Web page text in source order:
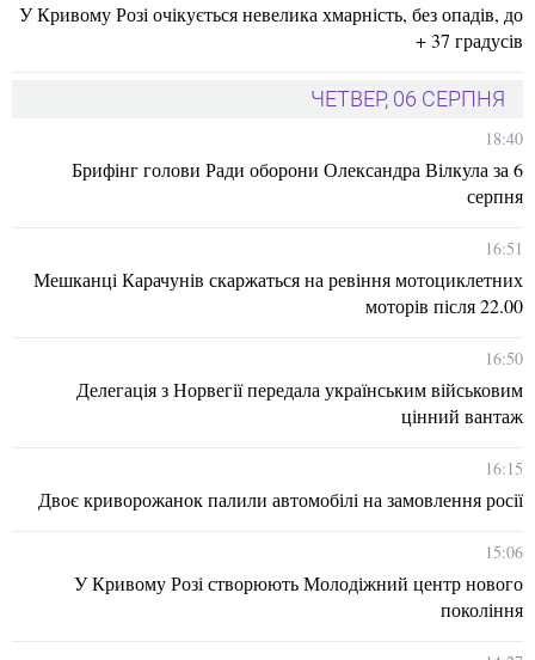
У Кривому Розі очікується невелика хмарність, без опадів, до
+ 37 градусів
ЧЕТВЕР, 06 СЕРПНЯ
18:40
Брифінг голови Ради оборони Олександра Вілкула за 6
серпня
16:51
Мешканці Карачунів скаржаться на ревіння мотоциклетних
моторів після 22.00
16:50
Делегація з Норвегії передала українським військовим
цінний вантаж
16:15
Двоє криворожанок палили автомобілі на замовлення росії
15:06
У Кривому Розі створюють Молодіжний центр нового
покоління